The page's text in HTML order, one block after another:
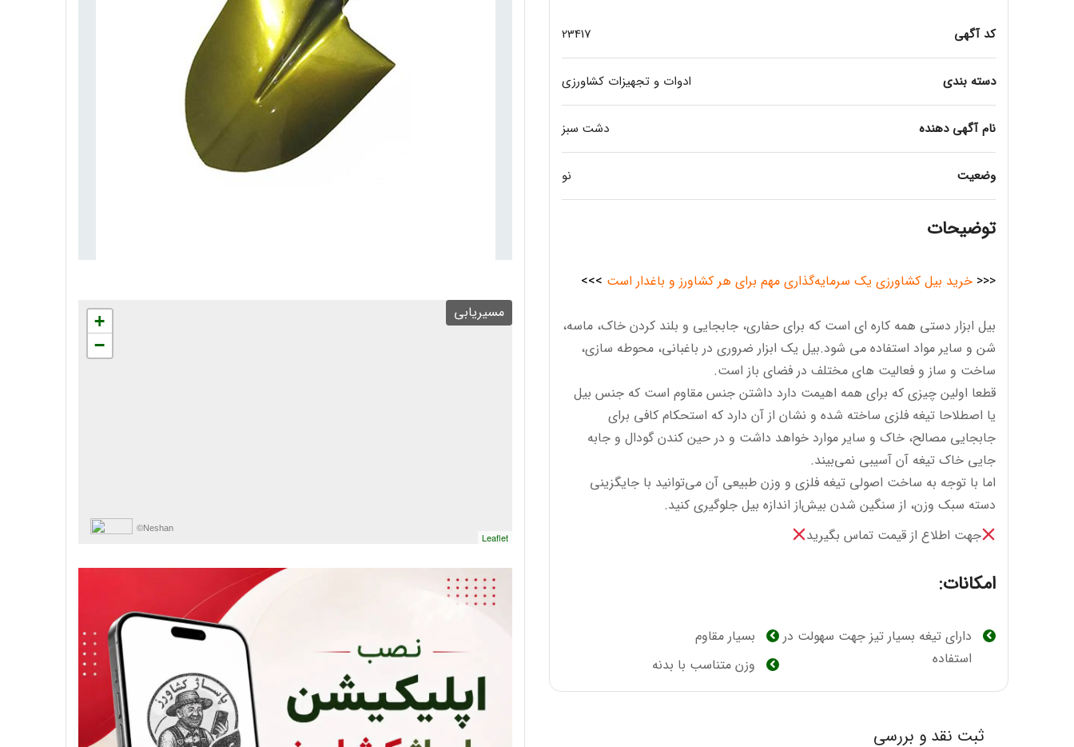
کد آگهی 23417
دسته بندی ادوات و تجهیزات کشاورزی
نام آگهی دهنده دشت سبز
وضعیت نو
توضیحات
<<< خرید بیل کشاورزی یک سرمایه‌گذاری مهم برای هر کشاورز و باغدار است >>>
بیل ابزار دستی همه کاره ای است که برای حفاری، جابجایی و بلند کردن خاک، ماسه،
شن و سایر مواد استفاده می شود.بیل یک ابزار ضروری در باغبانی، محوطه سازی،
ساخت و ساز و فعالیت های مختلف در فضای باز است.
قطعا اولین چیزی که برای همه اهیمت دارد داشتن جنس مقاوم است که جنس بیل
یا اصطلاحا تیغه فلزی ساخته شده و نشان از آن دارد که استحکام کافی برای
جابجایی مصالح، خاک و سایر موارد خواهد داشت و در حین کندن گودال و جابه
جایی خاک تیغه آن آسیبی نمی‌بیند.
اما با توجه به ساخت اصولی تیغه فلزی و وزن طبیعی آن می‌توانید با جایگزینی
دسته سبک وزن، از سنگین شدن بیش‌از اندازه بیل جلوگیری کنید.
جهت اطلاع از قیمت تماس بگیرید
امکانات:
دارای تیغه بسیار تیز جهت سهولت در
استفاده
بسیار مقاوم
وزن متناسب با بدنه
ثبت نقد و بررسی
مسیریابی
+
−
Leaflet
©Neshan